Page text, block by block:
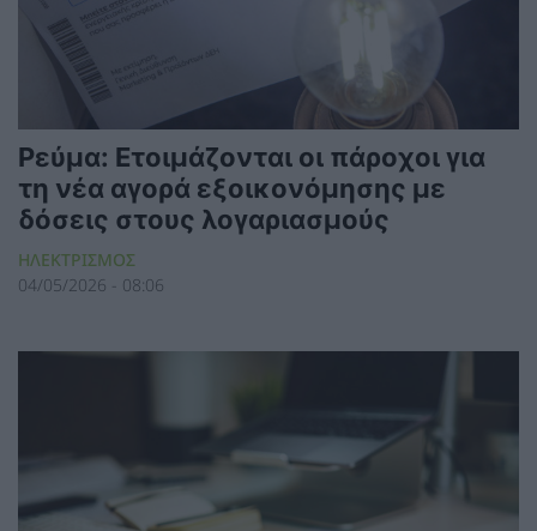
Ρεύμα: Ετοιμάζονται οι πάροχοι για
τη νέα αγορά εξοικονόμησης με
δόσεις στους λογαριασμούς
ΗΛΕΚΤΡΙΣΜΟΣ
04/05/2026 - 08:06